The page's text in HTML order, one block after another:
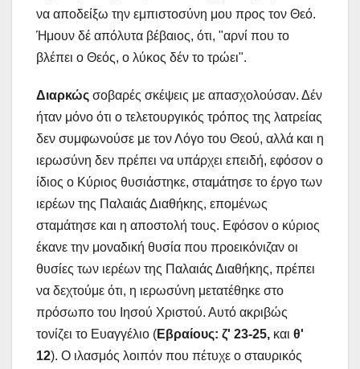
να αποδείξω την εμπιστοσύνη μου προς τον Θεό.
Ήμουν δέ απόλυτα βέβαιος, ότι, "αρνί που το
βλέπει ο Θεός, ο λύκος δέν το τρώει".
Διαρκώς σοβαρές σκέψεις με απασχολούσαν. Δέν
ήταν μόνο ότι ο τελετουργικός τρόπος της λατρείας
δεν συμφωνούσε με τον Λόγο του Θεού, αλλά και η
ιερωσύνη δεν πρέπει να υπάρχει επειδή, εφόσον ο
ίδιος ο Κύριος θυσιάστηκε, σταμάτησε το έργο των
ιερέων της Παλαιάς Διαθήκης, επομένως
σταμάτησε και η αποστολή τους. Εφόσον ο κύριος
έκανε την μοναδική θυσία που προεικόνιζαν οι
θυσίες των ιερέων της Παλαιάς Διαθήκης, πρέπει
να δεχτούμε ότι, η ιερωσύνη μετατέθηκε στο
πρόσωπο του Ιησού Χριστού. Αυτό ακριβώς
τονίζει το Ευαγγέλιο (Εβραίους: ζ' 23-25, και θ'
12). Ο ιλασμός λοιπόν που πέτυχε ο σταυρικός